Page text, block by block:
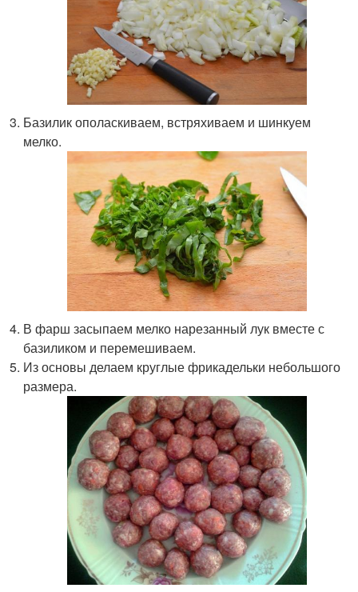
Базилик ополаскиваем, встряхиваем и шинкуем
мелко.
В фарш засыпаем мелко нарезанный лук вместе с
базиликом и перемешиваем.
Из основы делаем круглые фрикадельки небольшого
размера.